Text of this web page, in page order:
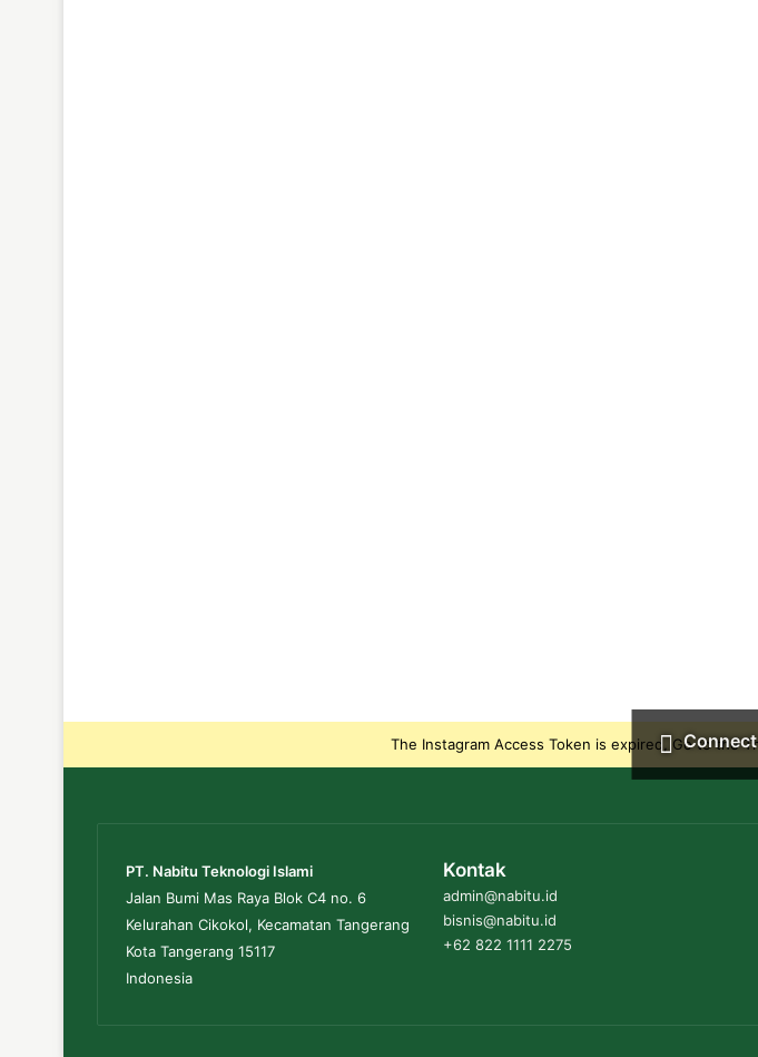
The Instagram Access Token is expired, Go to the
PT. Nabitu Teknologi Islami
Jalan Bumi Mas Raya Blok C4 no. 6
Kelurahan Cikokol, Kecamatan Tangerang
Kota Tangerang 15117
Indonesia
Kontak
admin@nabitu.id
bisnis@nabitu.id
+62 822 1111 2275